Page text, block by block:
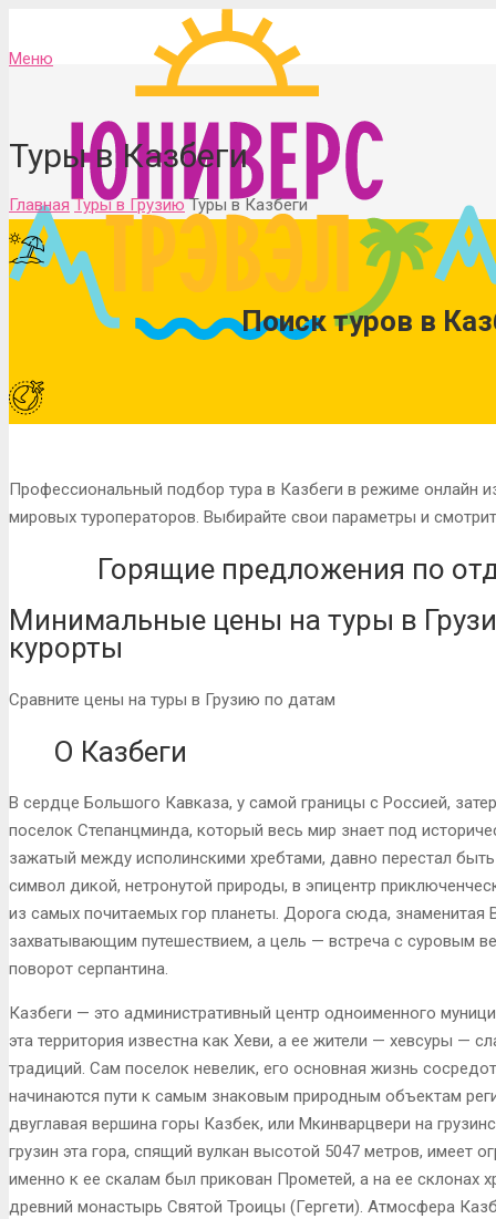
Меню
Туры в Казбеги
Главная Туры в Грузию Туры в Казбеги
Поиск туров в
Профессиональный подбор тура в Казбеги в режиме
мировых туроператоров. Выбирайте свои параметры и
Горящие предложения по
Минимальные цены на туры в
курорты
Сравните цены на туры в Грузию по датам
О Казбеги
В сердце Большого Кавказа, у самой границы с Россией,
поселок Степанцминда, который весь мир знает под
зажатый между исполинскими хребтами, давно перестал
символ дикой, нетронутой природы, в эпицентр
из самых почитаемых гор планеты. Дорога сюда, знаменитая
захватывающим путешествием, а цель — встреча с суровым
поворот серпантина.
Казбеги — это административный центр одноименного
эта территория известна как Хеви, а ее жители — хевсуры —
традиций. Сам поселок невелик, его основная жизнь
начинаются пути к самым знаковым природным объектам
двуглавая вершина горы Казбек, или Мкинварцвери на
грузин эта гора, спящий вулкан высотой 5047 метров, имеет
именно к ее скалам был прикован Прометей, а на ее склонах
древний монастырь Святой Троицы (Гергети). Атмосфера